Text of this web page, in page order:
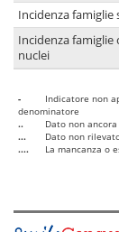
Incidenza famiglie
Incidenza famiglie
nuclei
-
Indicatore non
denominatore
..
Dato non
...
Dato non
....
La mancanza o